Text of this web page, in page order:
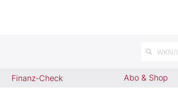
WKN/
Finanz-Check Abo & Shop